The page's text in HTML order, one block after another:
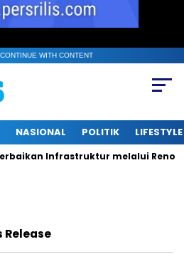
WITH CONTENT
NASIONAL POLITIK LIFESTYLE
Infrastruktur melalui
Release